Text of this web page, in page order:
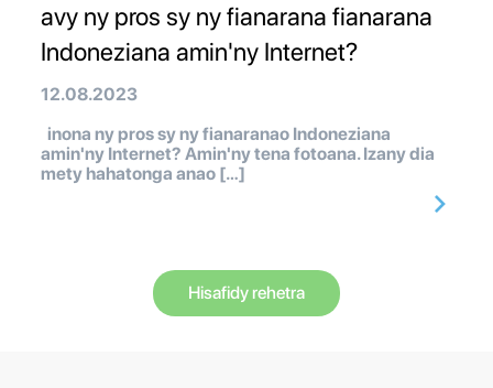
avy ny pros sy ny fianarana fianarana
Indoneziana amin'ny Internet?
12.08.2023
inona ny pros sy ny fianaranao Indoneziana
amin'ny Internet? Amin'ny tena fotoana. Izany dia
mety hahatonga anao […]
Hisafidy rehetra